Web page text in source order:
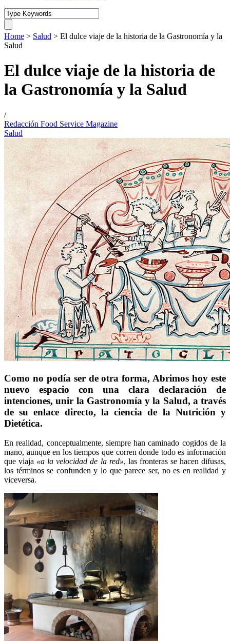
Home > Salud > El dulce viaje de la historia de la Gastronomía y la
Salud
El dulce viaje de la historia de
la Gastronomía y la Salud
/
Redacción Food Service Magazine
Salud
Como no podía ser de otra forma, Abrimos hoy este
nuevo espacio con una clara declaración de
intenciones, unir la Gastronomía y la Salud, a través
de su enlace directo, la ciencia de la Nutrición y
Dietética.
En realidad, conceptualmente, siempre han caminado cogidos de la
mano, aunque en los tiempos que corren donde todo es información
que viaja «a la velocidad de la red», las fronteras se hacen difusas,
los términos se confunden y lo que parece ser, no es en realidad y
viceversa.